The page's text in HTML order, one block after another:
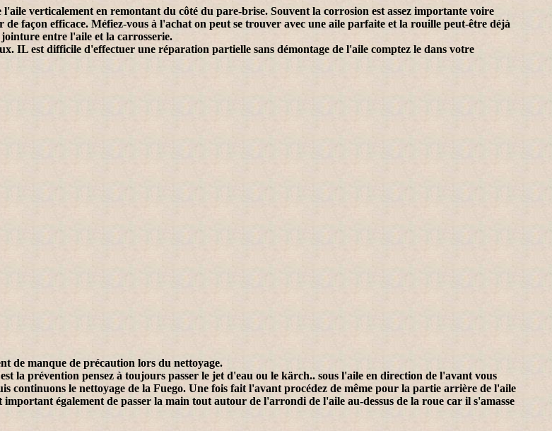
verticalement en remontant du côté du pare-brise. Souvent la corrosion est assez importante voire
façon efficace. Méfiez-vous à l'achat on peut se trouver avec une aile parfaite et la rouille peut-être déjà
entre l'aile et la carrosserie.
IL est difficile d'effectuer une réparation partielle sans démontage de l'aile comptez le dans votre
de manque de précaution lors du nettoyage.
la prévention pensez à toujours passer le jet d'eau ou le kärch.. sous l'aile en direction de l'avant vous
continuons le nettoyage de la Fuego. Une fois fait l'avant procédez de même pour la partie arrière de l'aile
également de passer la main tout autour de l'arrondi de l'aile au-dessus de la roue car il s'amasse